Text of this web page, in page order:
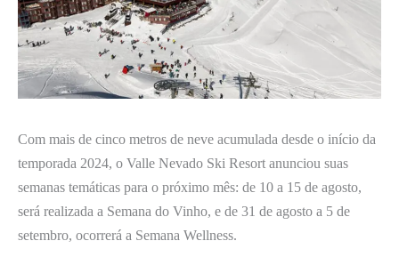
Com mais de cinco metros de neve acumulada desde o início da
temporada 2024, o Valle Nevado Ski Resort anunciou suas
semanas temáticas para o próximo mês: de 10 a 15 de agosto,
será realizada a Semana do Vinho, e de 31 de agosto a 5 de
setembro, ocorrerá a Semana Wellness.